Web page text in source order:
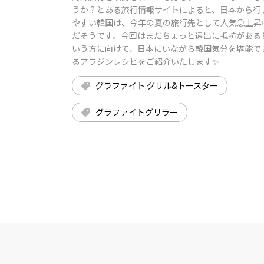
うか？とある旅行情報サイトによると、日本から行
やすい韓国は、今年の夏の旅行先として人気急上昇
だそうです。今回はまだちょっと遠出に抵抗がある
いう方に向けて、日本にいながら韓国気分を堪能で
るアラジンレシピをご紹介いたします✨
グラファイト グリル&トースター
グラファイトグリラー